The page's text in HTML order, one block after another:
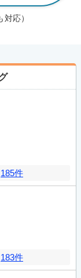
応）
185件
183件